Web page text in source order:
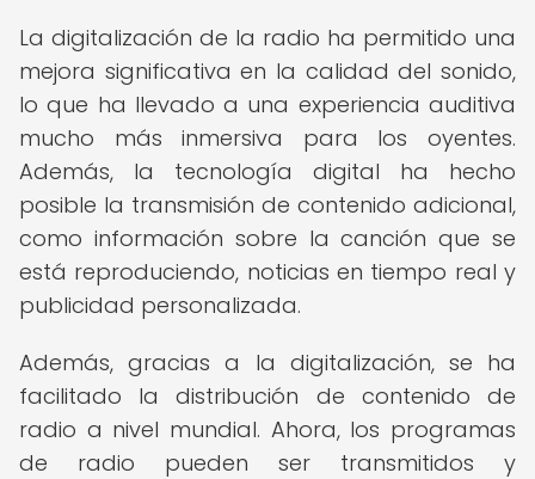
La digitalización de la radio ha permitido una
mejora significativa en la calidad del sonido,
lo que ha llevado a una experiencia auditiva
mucho más inmersiva para los oyentes.
Además, la tecnología digital ha hecho
posible la transmisión de contenido adicional,
como información sobre la canción que se
está reproduciendo, noticias en tiempo real y
publicidad personalizada.
Además, gracias a la digitalización, se ha
facilitado la distribución de contenido de
radio a nivel mundial. Ahora, los programas
de radio pueden ser transmitidos y